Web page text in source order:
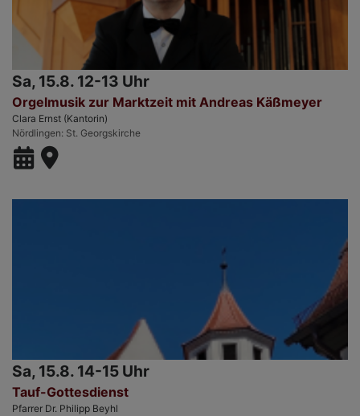
Sa, 15.8. 12-13 Uhr
Orgelmusik zur Marktzeit mit Andreas Käßmeyer
Clara Ernst (Kantorin)
Nördlingen St. Georgskirche
Sa, 15.8. 14-15 Uhr
Tauf-Gottesdienst
Pfarrer Dr. Philipp Beyhl